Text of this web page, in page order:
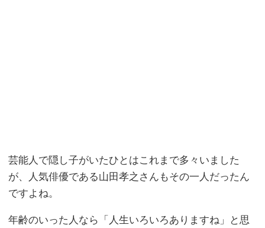
芸能人で隠し子がいたひとはこれまで多々いました
が、人気俳優である山田孝之さんもその一人だったん
ですよね。
年齢のいった人なら「人生いろいろありますね」と思